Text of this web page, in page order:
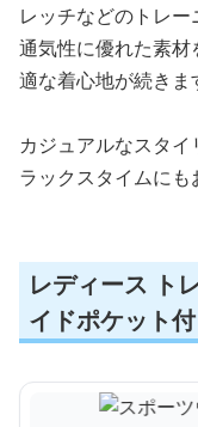
レッチなどのトレー
通気性に優れた素
適な着心地が続きま
カジュアルなスタ
ラックスタイムにも
レディース ト
イドポケット